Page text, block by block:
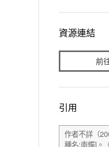
資源連結
前
引用